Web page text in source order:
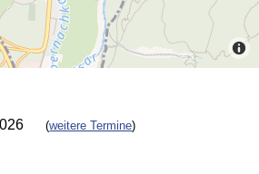
(weitere Termine)